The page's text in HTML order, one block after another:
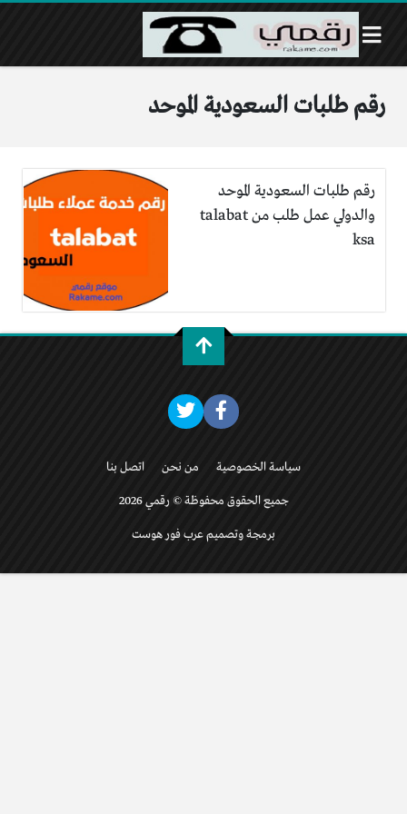
رقم طلبات السعودية الموحد
رقم طلبات السعودية الموحد
والدولي عمل طلب من talabat
ksa
سياسة الخصوصية من نحن اتصل بنا
جميع الحقوق محفوظة © رقمي 2026
برمجة وتصميم عرب فور هوست